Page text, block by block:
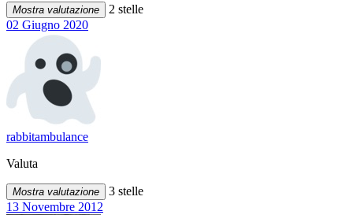
Mostra valutazione
2 stelle
02 Giugno 2020
rabbitambulance
Valuta
Mostra valutazione
3 stelle
13 Novembre 2012